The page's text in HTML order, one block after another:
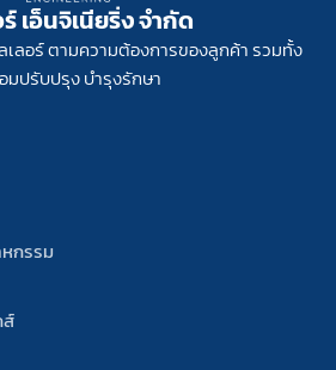
เอ็นจิเนียริ่ง จำกัด
ลอร์ ตามความต้องการของลูกค้า รวมทั้ง
มปรับปรุง บำรุงรักษา
กรรม